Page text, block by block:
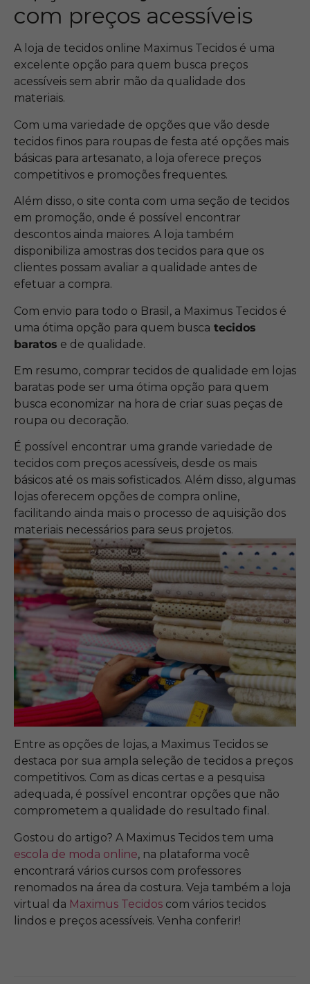
com preços acessíveis
A loja de tecidos online Maximus Tecidos é uma
excelente opção para quem busca preços
acessíveis sem abrir mão da qualidade dos
materiais.
Com uma variedade de opções que vão desde
tecidos finos para roupas de festa até opções mais
básicas para artesanato, a loja oferece preços
competitivos e promoções frequentes.
Além disso, o site conta com uma seção de tecidos
em promoção, onde é possível encontrar
descontos ainda maiores. A loja também
disponibiliza amostras dos tecidos para que os
clientes possam avaliar a qualidade antes de
efetuar a compra.
Com envio para todo o Brasil, a Maximus Tecidos é
uma ótima opção para quem busca tecidos
baratos e de qualidade.
Em resumo, comprar tecidos de qualidade em lojas
baratas pode ser uma ótima opção para quem
busca economizar na hora de criar suas peças de
roupa ou decoração.
É possível encontrar uma grande variedade de
tecidos com preços acessíveis, desde os mais
básicos até os mais sofisticados. Além disso, algumas
lojas oferecem opções de compra online,
facilitando ainda mais o processo de aquisição dos
materiais necessários para seus projetos.
Entre as opções de lojas, a Maximus Tecidos se
destaca por sua ampla seleção de tecidos a preços
competitivos. Com as dicas certas e a pesquisa
adequada, é possível encontrar opções que não
comprometem a qualidade do resultado final.
Gostou do artigo? A Maximus Tecidos tem uma
escola de moda online, na plataforma você
encontrará vários cursos com professores
renomados na área da costura. Veja também a loja
virtual da Maximus Tecidos com vários tecidos
lindos e preços acessíveis. Venha conferir!